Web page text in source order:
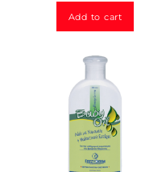
e
d
0
Add to cart